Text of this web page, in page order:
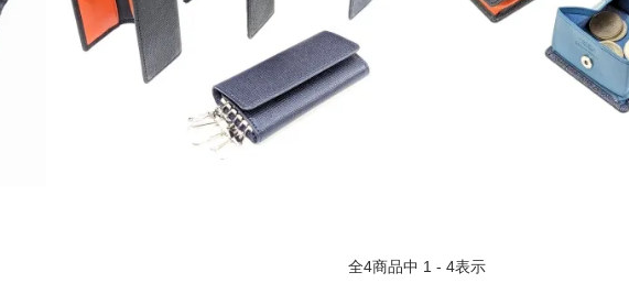
全4商品中 1 - 4表示